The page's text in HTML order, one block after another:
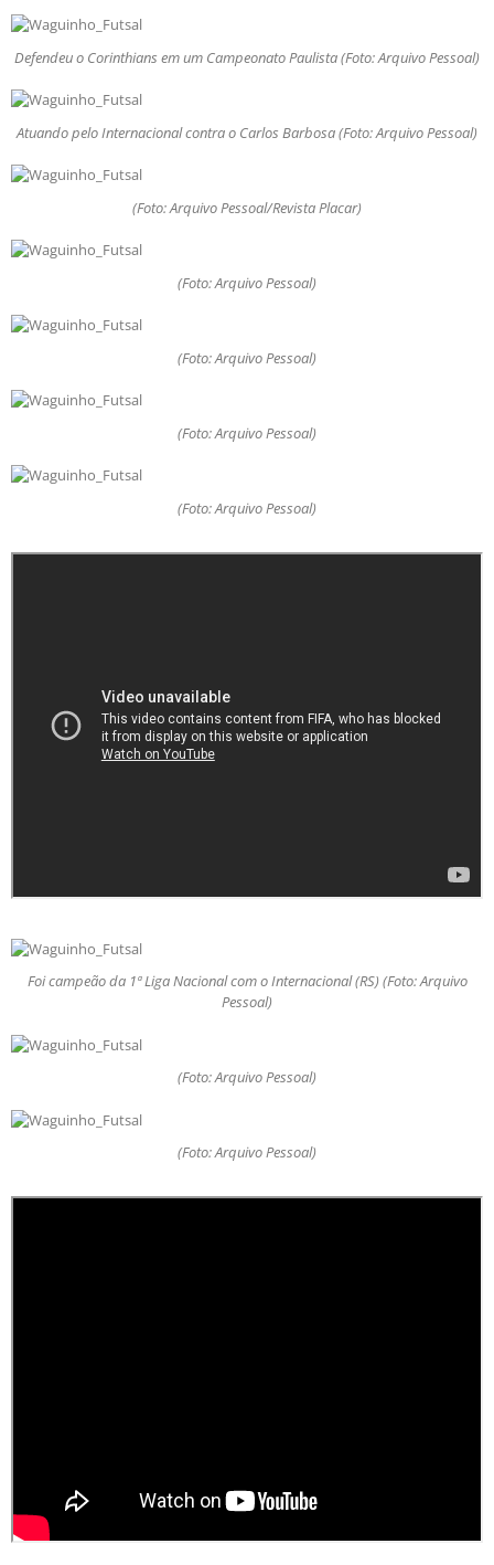
Defendeu o Corinthians em um Campeonato Paulista (Foto: Arquivo Pessoal)
Atuando pelo Internacional contra o Carlos Barbosa (Foto: Arquivo Pessoal)
(Foto: Arquivo Pessoal/Revista Placar)
(Foto: Arquivo Pessoal)
(Foto: Arquivo Pessoal)
(Foto: Arquivo Pessoal)
(Foto: Arquivo Pessoal)
Foi campeão da 1ª Liga Nacional com o Internacional (RS) (Foto: Arquivo
Pessoal)
(Foto: Arquivo Pessoal)
(Foto: Arquivo Pessoal)